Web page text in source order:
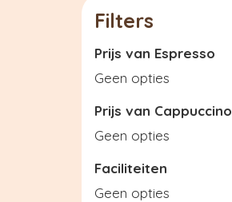
Filters
Prijs van Espresso
Geen opties
Prijs van Cappuccino
Geen opties
Faciliteiten
Geen opties